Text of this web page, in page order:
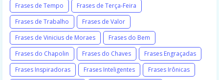
Frases de Tempo
Frases de Terça-Feira
Frases de Trabalho
Frases de Valor
Frases de Vinicius de Moraes
Frases do Bem
Frases do Chapolin
Frases do Chaves
Frases Engraçadas
Frases Inspiradoras
Frases Inteligentes
Frases Irônicas